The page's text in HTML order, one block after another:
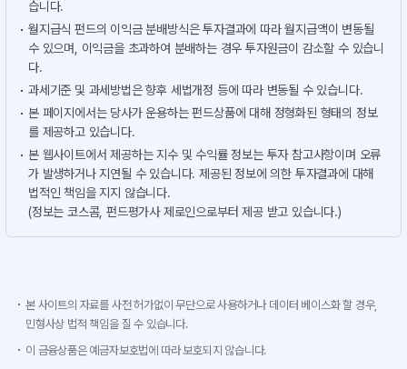
습니다.
월지급식 펀드의 이익금 분배방식은 투자결과에 따라 월지급액이 변동될
수 있으며, 이익금을 초과하여 분배하는 경우 투자원금이 감소할 수 있습니
다.
과세기준 및 과세방법은 향후 세법개정 등에 따라 변동될 수 있습니다.
본 페이지에서는 당사가 운용하는 펀드상품에 대해 정형화된 형태의 정보
를 제공하고 있습니다.
본 웹사이트에서 제공하는 지수 및 수익률 정보는 투자 참고사항이며 오류
가 발생하거나 지연될 수 있습니다. 제공된 정보에 의한 투자결과에 대해
법적인 책임을 지지 않습니다.
(정보는 코스콤, 펀드평가사 제로인으로부터 제공 받고 있습니다.)
본 사이트의 자료를 사전 허가없이 무단으로 사용하거나 데이터 베이스화 할 경우,
민형사상 법적 책임을 질 수 있습니다.
이 금융상품은 예금자보호법에 따라 보호되지 않습니다.